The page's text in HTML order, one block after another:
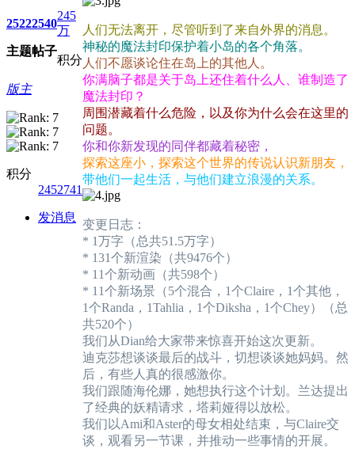
2522
主题
2540
帖子
245
万
积分
版主
积分
2452741
发消息
人们无法离开，尽管听到了来自外界的消息。
神秘的魔法封印保护着小岛的各个角落。
人们不愿谈论住在岛上的其他人。
你满脑子都是关于岛上还住着什么人、谁制造了
魔法封印？
周围潜藏着什么危险，以及你为什么会在这里的
问题。
你和你新发现的同伴都藏着秘密，
探索这座小，探索这个世界的传说认识新朋友，
带他们一起生活，与他们建立浪漫的关系。
变更日志：
* 1万字（总共51.5万字）
* 131个新渲染（共9476个）
* 11个新动画（共598个）
* 11个新场景（5个混合，1个Claire，1个其他，
1个Randa，1Tahlia，1个Diksha，1个Chey）（总
共520个）
我们从Dian给大家带来惊喜开始这次更新。
迪克莎想谈谈最后的战斗，切想谈谈她妈妈。然
后，有些人真的很感激你。
我们跟随海伦娜，她想执行这个计划。兰达提出
了经典的妖精请求，塔莉娅得以放松。
我们以Ami和Aster的母女相处结束，与Claire交
谈，观看另一节课，并推动一些事情的开展。